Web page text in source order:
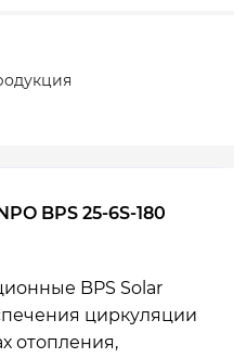
BPS 25-6S-180
BPS Solar
циркуляции
отопления,